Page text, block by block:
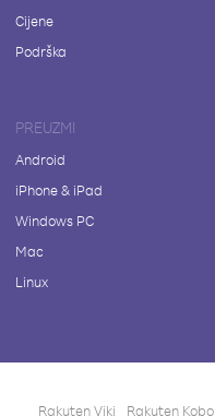
Cijene
Podrška
PREUZMI
Android
iPhone & iPad
Windows PC
Mac
Linux
Rakuten Viki Rakuten Kobo